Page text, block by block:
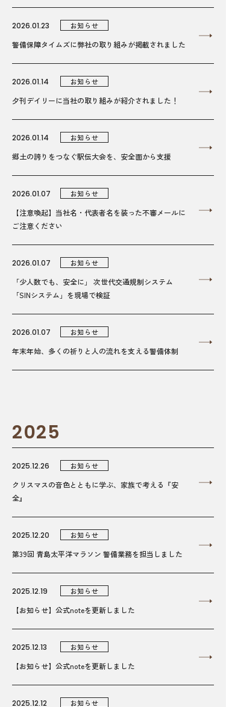
2026.01.23 お知らせ
警備保障タイムズに弊社の取り組みが掲載されました
2026.01.14 お知らせ
夕刊デイリーに当社の取り組みが紹介されました！
2026.01.14 お知らせ
郷土の誇りをつなぐ駅伝大会を、安全面から支援
2026.01.07 お知らせ
【注意喚起】当社名・代表者名を装った不審メールに
ご注意ください
2026.01.07 お知らせ
「少人数でも、安全に」 次世代交通規制システム
「SINシステム」を現場で検証
2026.01.07 お知らせ
年末年始、多くの祈りと人の流れを支える警備体制
2025
2025.12.26 お知らせ
クリスマスの音色とともに学ぶ、家族で考える『安
全』
2025.12.20 お知らせ
第39回 青島太平洋マラソン 警備業務を担当しました
2025.12.19 お知らせ
【お知らせ】公式noteを更新しました
2025.12.13 お知らせ
【お知らせ】公式noteを更新しました
2025.12.12 お知らせ